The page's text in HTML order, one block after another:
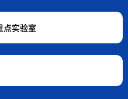
点实验室